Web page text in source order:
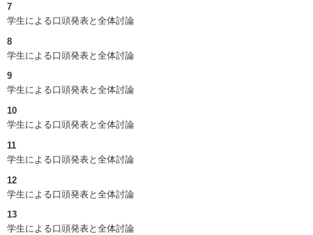
7
学生による口頭発表と全体討論
8
学生による口頭発表と全体討論
9
学生による口頭発表と全体討論
10
学生による口頭発表と全体討論
11
学生による口頭発表と全体討論
12
学生による口頭発表と全体討論
13
学生による口頭発表と全体討論